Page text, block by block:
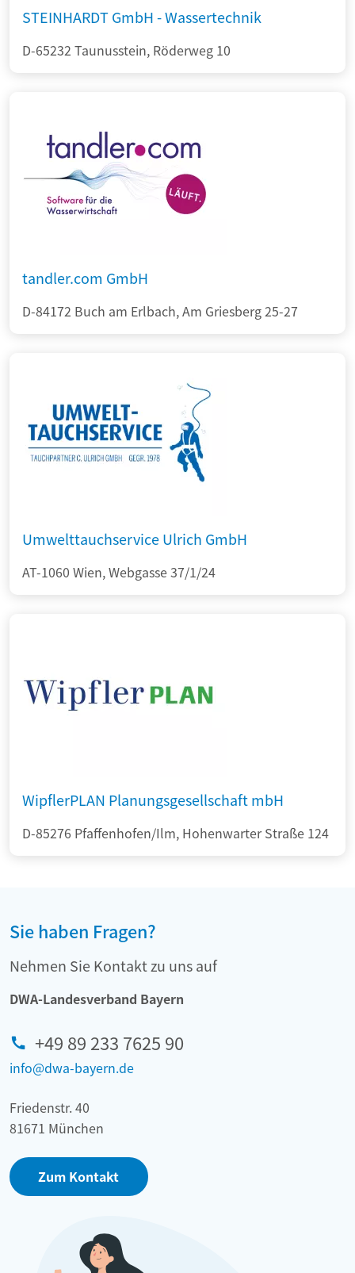
STEINHARDT GmbH - Wassertechnik
D-65232 Taunusstein, Röderweg 10
tandler.com GmbH
D-84172 Buch am Erlbach, Am Griesberg 25-27
Umwelttauchservice Ulrich GmbH
AT-1060 Wien, Webgasse 37/1/24
WipflerPLAN Planungsgesellschaft mbH
D-85276 Pfaffenhofen/Ilm, Hohenwarter Straße 124
Sie haben Fragen?
Nehmen Sie Kontakt zu uns auf
DWA-Landesverband Bayern
+49 89 233 7625 90
info@dwa-bayern.de
Friedenstr. 40
81671 München
Zum Kontakt